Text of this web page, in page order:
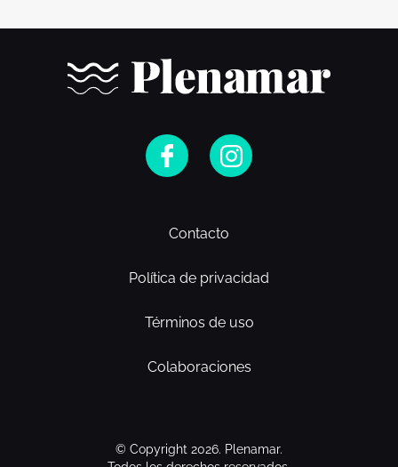
Contacto
Política de privacidad
Términos de uso
Colaboraciones
© Copyright 2026. Plenamar.